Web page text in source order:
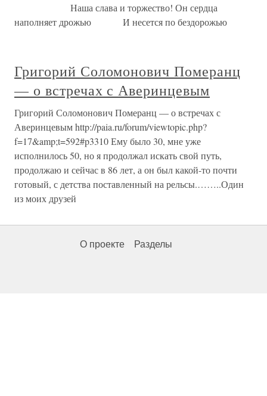
Наша слава и торжество! Он сердца
наполняет дрожью И несется по бездорожью
Григорий Соломонович Померанц
— о встречах с Аверинцевым
Григорий Соломонович Померанц — о встречах с
Аверинцевым http://paia.ru/forum/viewtopic.php?
f=17&amp;t=592#p3310 Ему было 30, мне уже
исполнилось 50, но я продолжал искать свой путь,
продолжаю и сейчас в 86 лет, а он был какой-то почти
готовый, с детства поставленный на рельсы.……..Один
из моих друзей
О проекте Разделы